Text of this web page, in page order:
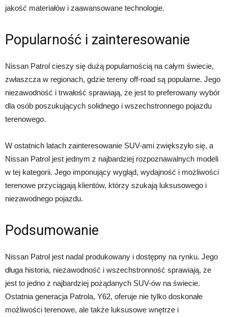
jakość materiałów i zaawansowane technologie.
Popularność i zainteresowanie
Nissan Patrol cieszy się dużą popularnością na całym świecie,
zwłaszcza w regionach, gdzie tereny off-road są popularne. Jego
niezawodność i trwałość sprawiają, że jest to preferowany wybór
dla osób poszukujących solidnego i wszechstronnego pojazdu
terenowego.
W ostatnich latach zainteresowanie SUV-ami zwiększyło się, a
Nissan Patrol jest jednym z najbardziej rozpoznawalnych modeli
w tej kategorii. Jego imponujący wygląd, wydajność i możliwości
terenowe przyciągają klientów, którzy szukają luksusowego i
niezawodnego pojazdu.
Podsumowanie
Nissan Patrol jest nadal produkowany i dostępny na rynku. Jego
długa historia, niezawodność i wszechstronność sprawiają, że
jest to jedno z najbardziej pożądanych SUV-ów na świecie.
Ostatnia generacja Patrola, Y62, oferuje nie tylko doskonałe
możliwości terenowe, ale także luksusowe wnętrze i